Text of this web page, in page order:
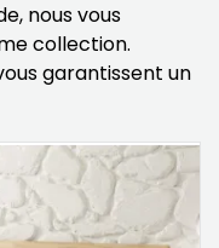
nous vous
collection.
garantissent un